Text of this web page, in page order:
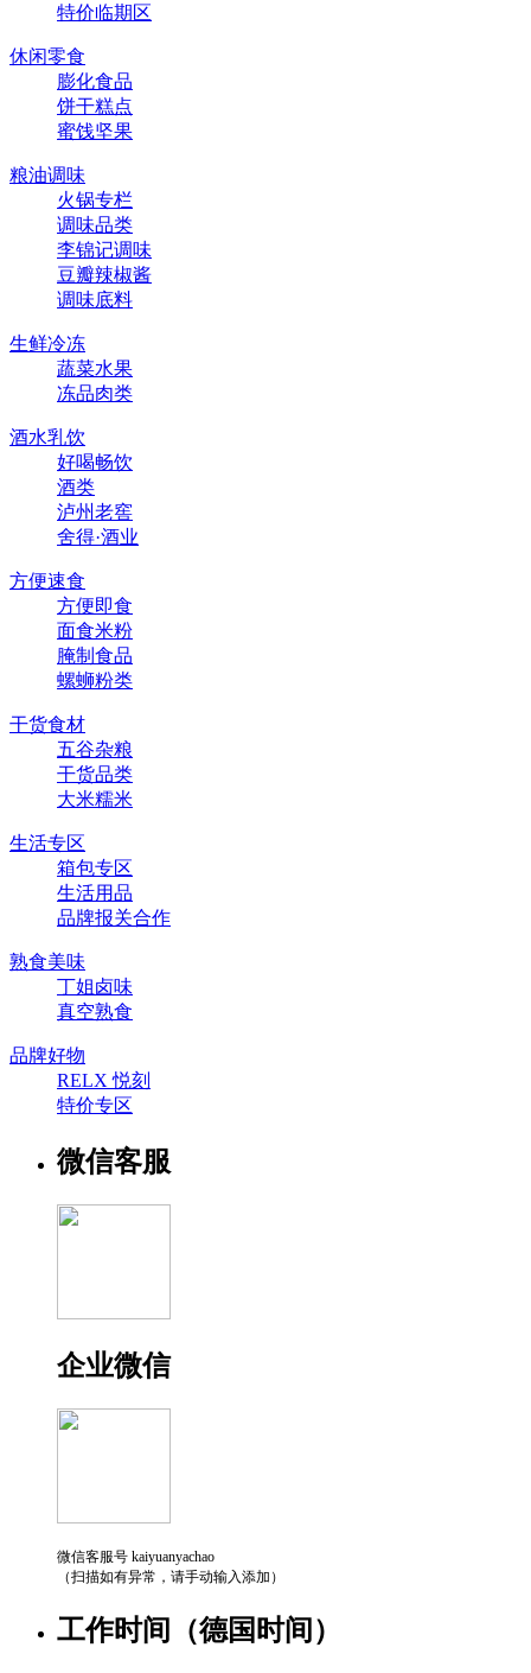
特价临期区
休闲零食
膨化食品
饼干糕点
蜜饯坚果
粮油调味
火锅专栏
调味品类
李锦记调味
豆瓣辣椒酱
调味底料
生鲜冷冻
蔬菜水果
冻品肉类
酒水乳饮
好喝畅饮
酒类
泸州老窖
舍得·酒业
方便速食
方便即食
面食米粉
腌制食品
螺蛳粉类
干货食材
五谷杂粮
干货品类
大米糯米
生活专区
箱包专区
生活用品
品牌报关合作
熟食美味
丁姐卤味
真空熟食
品牌好物
RELX 悦刻
特价专区
微信客服
企业微信
微信客服号 kaiyuanyachao
（扫描如有异常，请手动输入添加）
工作时间（德国时间）